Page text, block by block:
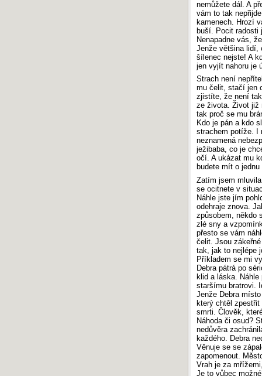
nemůžete dál. A
vám to tak
kamenech. Hrozí
buší. Pocit radosti
Nenapadne vás,
Jenže většina lidí,
šílenec nejste! A
jen vyjít nahoru je
Strach není
mu čelit, stačí jen
zjistíte, že není
ze života. Život již
tak proč se mu
Kdo je pán a kdo
strachem potíže. I
neznamená
ježibaba, co je
očí. A ukázat mu
budete mít o
Zatím jsem
se ocitnete v
Náhle jste jím
odehraje znova.
způsobem, někdo
zlé sny a
přesto se vám
čelit. Jsou
tak, jak to nejlépe
Příkladem se mi
Debra pátrá po
klid a láska.
staršímu bratrovi.
Jenže Debra
který chtěl
smrti. Člověk,
Náhoda či osud?
nedůvěra
každého. Debra
Věnuje se se
zapomenout.
Vrah je za
Je to vůbec